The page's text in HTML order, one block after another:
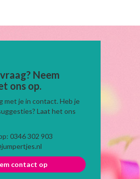
Neem
ons op.
met je in contact. Heb je
Laat het ons
0346 302 903
contact op